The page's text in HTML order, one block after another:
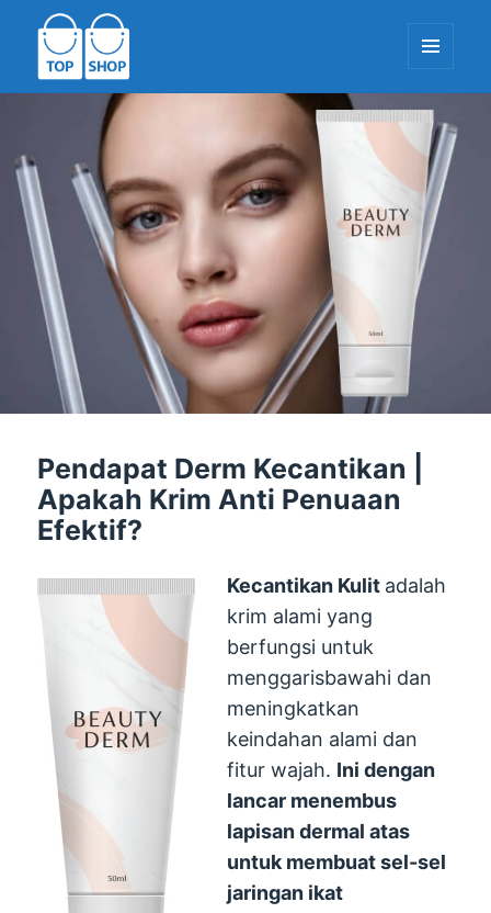
TopShop-EU.com
DAN
WIDGET
Pendapat Derm Kecantikan |
Apakah Krim Anti Penuaan
Efektif?
Kecantikan Kulit adalah
krim alami yang
berfungsi untuk
menggarisbawahi dan
meningkatkan
keindahan alami dan
fitur wajah. Ini dengan
lancar menembus
lapisan dermal atas
untuk membuat sel-sel
jaringan ikat